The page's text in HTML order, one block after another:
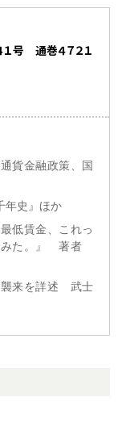
号 通巻４７２１
貨金融政策、国
年史』ほか
低賃金、これっ
みた。』 著者
襲来を詳述 武士